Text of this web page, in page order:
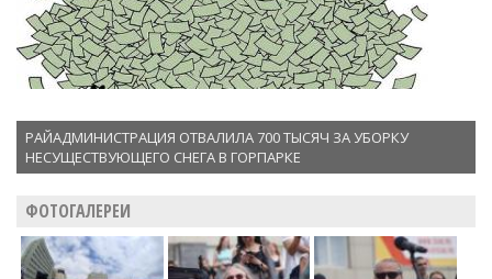
РАЙАДМИНИСТРАЦИЯ ОТВАЛИЛА 700 ТЫСЯЧ ЗА УБОРКУ
НЕСУЩЕСТВУЮЩЕГО СНЕГА В ГОРПАРКЕ
ФОТОГАЛЕРЕИ